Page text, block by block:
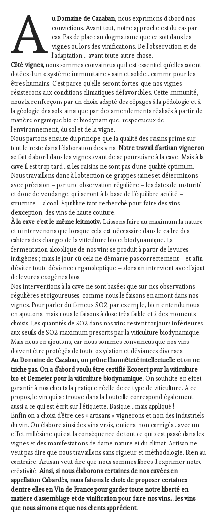
A u Domaine de Cazaban, nous exprimons d’abord nos
convictions. Avant tout, notre approche est du cas par
cas. Pas de place au dogmatisme que ce soit dans les
vignes ou lors des vinifications. De l’observation et de
l’adaptation… avant toute autre chose.
Côté vignes, nous sommes convaincus qu’il est essentiel qu’elles soient
dotées d’un « système immunitaire » sain et solide…comme pour les
êtres humains. C’est parce qu’elle seront fortes, que nos vignes
résisterons aux conditions climatiques défavorables. Cette immunité,
nous la renforçons par un choix adapté des cépages à la pédologie et à
la géologie des sols, ainsi que par des amendements réalisés à partir de
matière organique bio et biodynamique, respectueux de
l’environnement, du sol et de la vigne.
Nous partons ensuite du principe que la qualité des raisins prime sur
tout le reste dans l’élaboration des vins. Notre travail d’artisan vigneron
se fait d’abord dans les vignes avant de se poursuivre à la cave. Mais à la
cave il est trop tard…si les raisins ne sont pas d’une qualité optimum.
Nous travaillons donc à l’obtention de grappes saines et déterminons
avec précision – par une observation régulière – les dates de maturité
et donc de vendange, qui seront à la base de l’équilibre acidité –
structure – alcool, équilibre tant recherché pour faire des vins
d’exception, des vins de haute couture.
À la cave c’est le même leitmotiv. Laissons faire au maximum la nature
et n’intervenons que lorsque cela est nécessaire dans le cadre des
cahiers des charges de la viticulture bio et biodynamique. La
fermentation alcoolique de nos vins se produit à partir de levures
indigènes ; mais le jour où cela ne démarre pas correctement – et afin
d’éviter toute déviance organoleptique – alors on intervient avec l’ajout
de levures exogènes bios.
Nos interventions à la cave ne sont basées que sur nos observations
régulières et rigoureuses, comme nous le faisons en amont dans nos
vignes. Pour parler du fameux SO2, par exemple, bien entendu nous
en ajoutons, mais nous le faisons à dose très faible et à des moments
choisis. Les quantités de SO2 dans nos vins restent toujours inférieures
aux seuils de SO2 maximum prescrits par la viticulture biodynamique.
Mais nous en ajoutons, car nous sommes convaincus que nos vins
doivent être protégés de toute oxydation et déviances diverses.
Au Domaine de Cazaban, on prône l’honnêteté intellectuelle et on ne
triche pas. On a d’abord voulu être certifié Ecocert pour la viticulture
bio et Demeter pour la viticulture biodynamique.On souhaite en effet
garantir à nos clients la pratique réelle de ce type de viticulture. A ce
propos, le vin qui se trouve dans la bouteille correspond également
aussi a ce qui est écrit sur l’étiquette. Basique…mais appliqué !
Enfin on a choisi d’être des « artisans » vignerons et non des industriels
du vin. On élabore ainsi des vins vrais, entiers, non corrigés…avec un
effet millésime qui est la conséquence de tout ce qui s’est passé dans les
vignes et des manifestations de dame nature et du climat. Artisan ne
veut pas dire que nous travaillons sans rigueur et méthodologie. Bien au
contraire. Artisan veut dire que nous sommes libres d’exprimer notre
créativité.Ainsi, si nous élaborons certaines de nos cuvées en
appellation Cabardès, nous faisons le choix de proposer certaines
d’entre elles en Vin de France pour garder toute notre liberté en
matière d’assemblage et de vinification pour faire nos vins… les vins
que nous aimons et que nos clients apprécient.